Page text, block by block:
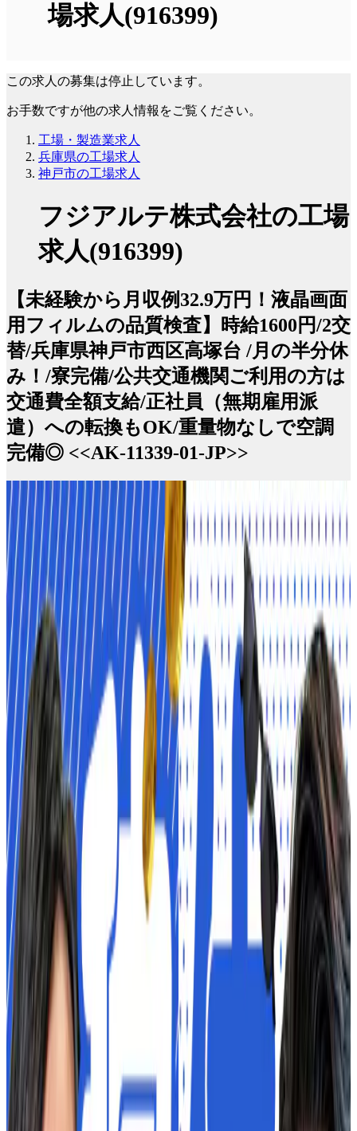
場求人(916399)
この求人の募集は停止しています。
お手数ですが他の求人情報をご覧ください。
工場・製造業求人
兵庫県の工場求人
神戸市の工場求人
フジアルテ株式会社の工場
求人(916399)
【未経験から月収例32.9万円！液晶画面
用フィルムの品質検査】時給1600円/2交
替/兵庫県神戸市西区高塚台 /月の半分休
み！/寮完備/公共交通機関ご利用の方は
交通費全額支給/正社員（無期雇用派
遣）への転換もOK/重量物なしで空調
完備◎ <<AK-11339-01-JP>>